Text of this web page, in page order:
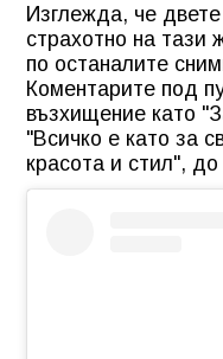
Изглежда, че
страхотно на тази
по останалите
Коментарите под
възхищение като
"Всичко е като за
красота и стил",